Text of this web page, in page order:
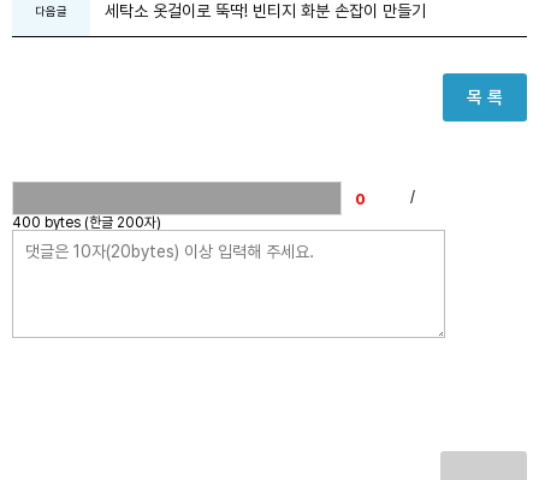
다음글 세탁소 옷걸이로 뚝딱! 빈티지 화분 손잡이 만들기
목 록
/
400 bytes (한글 200자)